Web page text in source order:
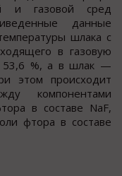
и газовой сред
данные
шлака с
в газовую
53,6 %, а в шлак —
этом происходит
компонентами
в составе NaF,
фтора в составе